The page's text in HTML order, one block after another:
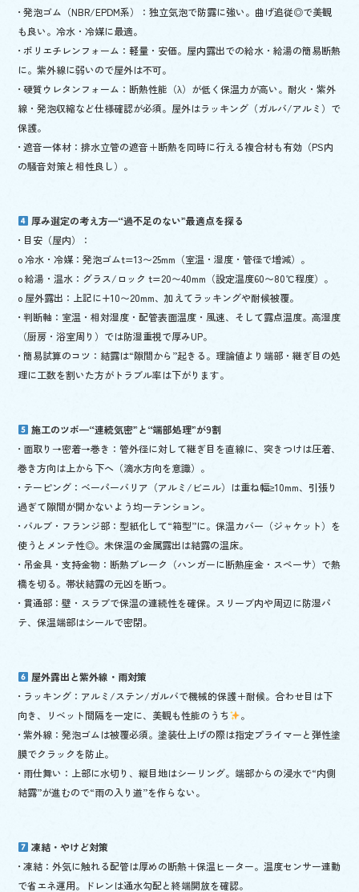
• 発泡ゴム（NBR/EPDM系）：独立気泡で防露に強い。曲げ追従◎で美観
も良い。冷水・冷媒に最適。
• ポリエチレンフォーム：軽量・安価。屋内露出での給水・給湯の簡易断熱
に。紫外線に弱いので屋外は不可。
• 硬質ウレタンフォーム：断熱性能（λ）が低く保温力が高い。耐火・紫外
線・発泡収縮など仕様確認が必須。屋外はラッキング（ガルバ/アルミ）で
保護。
• 遮音一体材：排水立管の遮音＋断熱を同時に行える複合材も有効（PS内
の騒音対策と相性良し）。
厚み選定の考え方—“過不足のない”最適点を探る
• 目安（屋内）：
o 冷水・冷媒：発泡ゴムt=13〜25mm（室温・湿度・管径で増減）。
o 給湯・温水：グラス/ロック t=20〜40mm（設定温度60〜80℃程度）。
o 屋外露出：上記に+10〜20mm、加えてラッキングや耐候被覆。
• 判断軸：室温・相対湿度・配管表面温度・風速、そして露点温度。高湿度
（厨房・浴室周り）では防湿重視で厚みUP。
• 簡易試算のコツ：結露は“隙間から”起きる。理論値より端部・継ぎ目の処
理に工数を割いた方がトラブル率は下がります。
施工のツボ—“連続気密”と“端部処理”が9割
• 面取り→密着→巻き：管外径に対して継ぎ目を直線に、突きつけは圧着、
巻き方向は上から下へ（滴水方向を意識）。
• テーピング：ベーパーバリア（アルミ/ビニル）は重ね幅≥10mm、引張り
過ぎて隙間が開かないよう均一テンション。
• バルブ・フランジ部：型紙化して“箱型”に。保温カバー（ジャケット）を
使うとメンテ性◎。未保温の金属露出は結露の温床。
• 吊金具・支持金物：断熱ブレーク（ハンガーに断熱座金・スペーサ）で熱
橋を切る。帯状結露の元凶を断つ。
• 貫通部：壁・スラブで保温の連続性を確保。スリーブ内や周辺に防湿パ
テ、保温端部はシールで密閉。
屋外露出と紫外線・雨対策
• ラッキング：アルミ/ステン/ガルバで機械的保護＋耐候。合わせ目は下
向き、リベット間隔を一定に、美観も性能のうち
。
• 紫外線：発泡ゴムは被覆必須。塗装仕上げの際は指定プライマーと弾性塗
膜でクラックを防止。
• 雨仕舞い：上部に水切り、縦目地はシーリング。端部からの浸水で“内側
結露”が進むので“雨の入り道”を作らない。
凍結・やけど対策
• 凍結：外気に触れる配管は厚めの断熱＋保温ヒーター。温度センサー連動
で省エネ運用。ドレンは通水勾配と終端開放を確認。